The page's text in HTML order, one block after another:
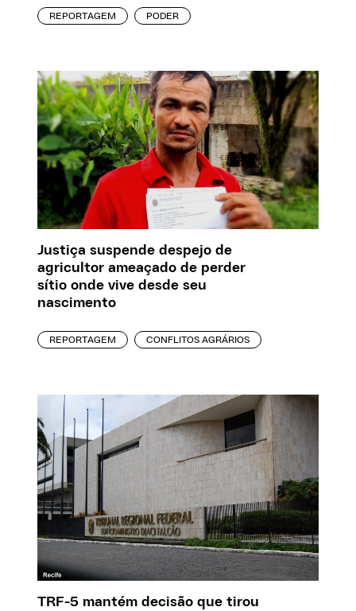
REPORTAGEM PODER
Justiça suspende despejo de
agricultor ameaçado de perder
sítio onde vive desde seu
nascimento
REPORTAGEM CONFLITOS AGRÁRIOS
TRF-5 mantém decisão que tirou